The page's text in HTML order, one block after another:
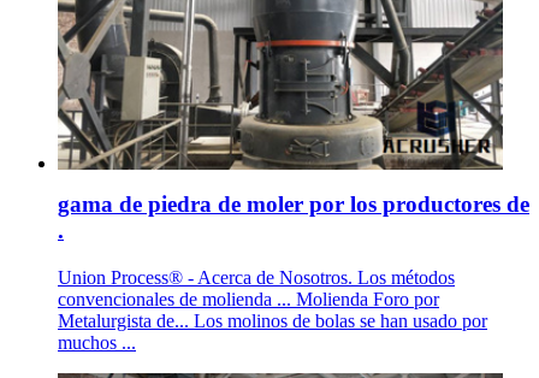
gama de piedra de moler por los productores de
.
Union Process® - Acerca de Nosotros. Los métodos
convencionales de molienda ... Molienda Foro por
Metalurgista de... Los molinos de bolas se han usado por
muchos ...